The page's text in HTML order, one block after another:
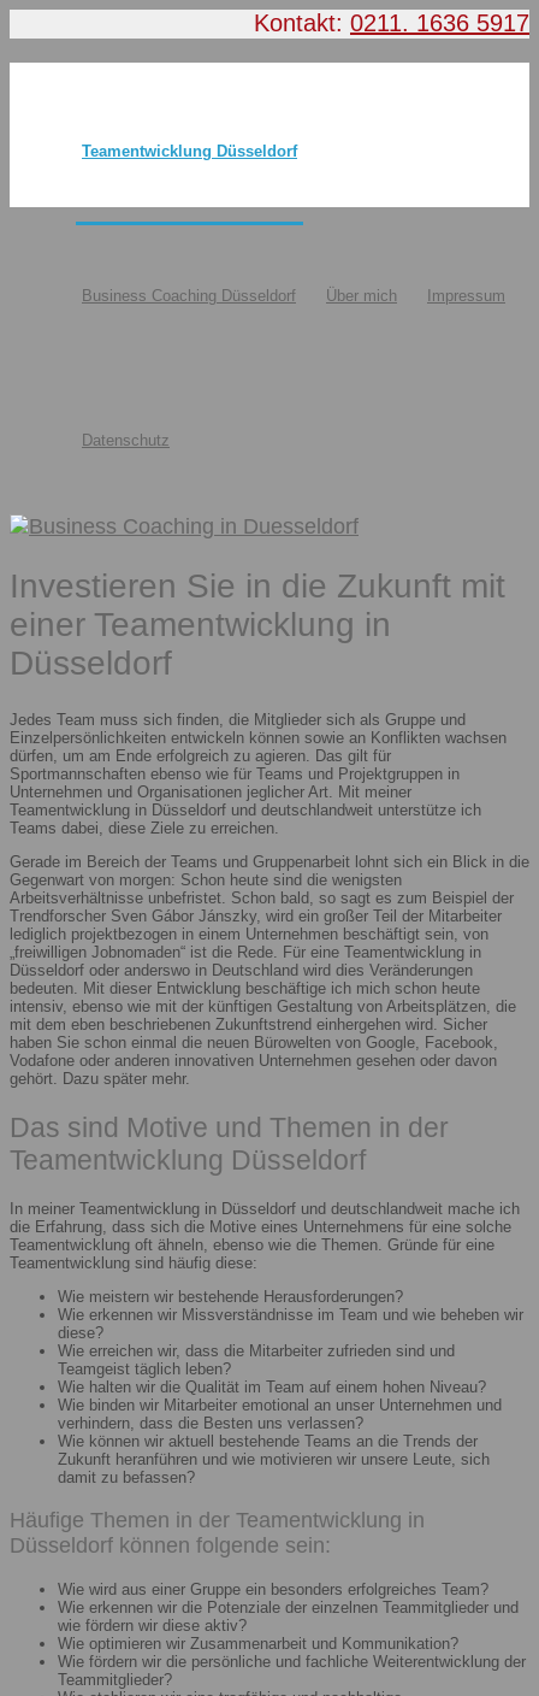
Kontakt: 0211. 1636 5917
Teamentwicklung Düsseldorf
Business Coaching Düsseldorf Über mich Impressum
Datenschutz
Investieren Sie in die Zukunft mit
einer Teamentwicklung in
Düsseldorf
Jedes Team muss sich finden, die Mitglieder sich als Gruppe und
Einzelpersönlichkeiten entwickeln können sowie an Konflikten wachsen
dürfen, um am Ende erfolgreich zu agieren. Das gilt für
Sportmannschaften ebenso wie für Teams und Projektgruppen in
Unternehmen und Organisationen jeglicher Art. Mit meiner
Teamentwicklung in Düsseldorf und deutschlandweit unterstütze ich
Teams dabei, diese Ziele zu erreichen.
Gerade im Bereich der Teams und Gruppenarbeit lohnt sich ein Blick in die
Gegenwart von morgen: Schon heute sind die wenigsten
Arbeitsverhältnisse unbefristet. Schon bald, so sagt es zum Beispiel der
Trendforscher Sven Gábor Jánszky, wird ein großer Teil der Mitarbeiter
lediglich projektbezogen in einem Unternehmen beschäftigt sein, von
„freiwilligen Jobnomaden“ ist die Rede. Für eine Teamentwicklung in
Düsseldorf oder anderswo in Deutschland wird dies Veränderungen
bedeuten. Mit dieser Entwicklung beschäftige ich mich schon heute
intensiv, ebenso wie mit der künftigen Gestaltung von Arbeitsplätzen, die
mit dem eben beschriebenen Zukunftstrend einhergehen wird. Sicher
haben Sie schon einmal die neuen Bürowelten von Google, Facebook,
Vodafone oder anderen innovativen Unternehmen gesehen oder davon
gehört. Dazu später mehr.
Das sind Motive und Themen in der
Teamentwicklung Düsseldorf
In meiner Teamentwicklung in Düsseldorf und deutschlandweit mache ich
die Erfahrung, dass sich die Motive eines Unternehmens für eine solche
Teamentwicklung oft ähneln, ebenso wie die Themen. Gründe für eine
Teamentwicklung sind häufig diese:
Wie meistern wir bestehende Herausforderungen?
Wie erkennen wir Missverständnisse im Team und wie beheben wir
diese?
Wie erreichen wir, dass die Mitarbeiter zufrieden sind und
Teamgeist täglich leben?
Wie halten wir die Qualität im Team auf einem hohen Niveau?
Wie binden wir Mitarbeiter emotional an unser Unternehmen und
verhindern, dass die Besten uns verlassen?
Wie können wir aktuell bestehende Teams an die Trends der
Zukunft heranführen und wie motivieren wir unsere Leute, sich
damit zu befassen?
Häufige Themen in der Teamentwicklung in
Düsseldorf können folgende sein:
Wie wird aus einer Gruppe ein besonders erfolgreiches Team?
Wie erkennen wir die Potenziale der einzelnen Teammitglieder und
wie fördern wir diese aktiv?
Wie optimieren wir Zusammenarbeit und Kommunikation?
Wie fördern wir die persönliche und fachliche Weiterentwicklung der
Teammitglieder?